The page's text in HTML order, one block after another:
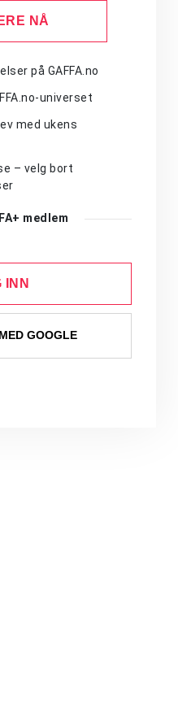
NÅ
på GAFFA.no
universet
med ukens
– velg bort
medlem
INN
GOOGLE